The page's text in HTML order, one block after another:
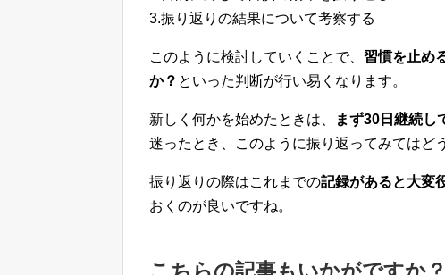
3.振り返りの結果について考察する
このように検討していくことで、 習慣を止め
か？ といった判断が行い易くなります。
新しく何かを始めたときは、 まず30日継続し
迷ったとき、このように振り返ってみてはど
振り返りの際はこれまでの記録があると大変
おくのが良いですね。